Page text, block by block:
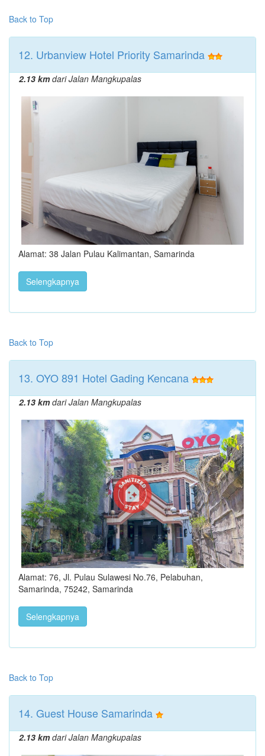
Back to Top
12. Urbanview Hotel Priority Samarinda
2.13 kmdari Jalan Mangkupalas
Alamat: 38 Jalan Pulau Kalimantan, Samarinda
Selengkapnya
Back to Top
13. OYO 891 Hotel Gading Kencana
2.13 kmdari Jalan Mangkupalas
Alamat: 76, Jl. Pulau Sulawesi No.76, Pelabuhan,
Samarinda, 75242, Samarinda
Selengkapnya
Back to Top
14. Guest House Samarinda
2.13 kmdari Jalan Mangkupalas